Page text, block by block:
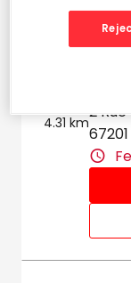
4.31 km
2
67201